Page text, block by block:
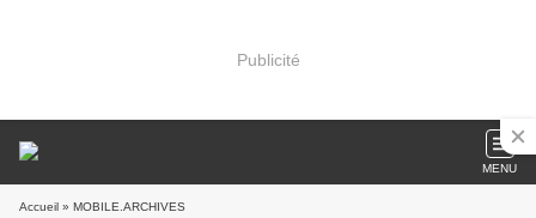
Publicité
MENU
Accueil » MOBILE.ARCHIVES